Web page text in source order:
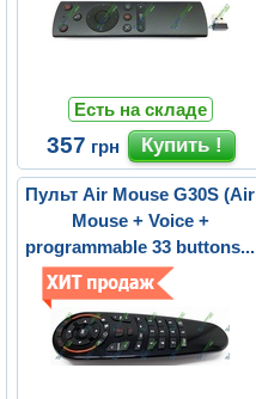
Есть на складе
357 грн
Пульт Air Mouse G30S (Air
Mouse + Voice +
programmable 33 buttons...